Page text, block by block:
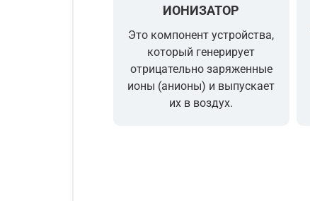
ИОНИЗАТОР
Это компонент устройства,
который генерирует
отрицательно заряженные
ионы (анионы) и выпускает
их в воздух.